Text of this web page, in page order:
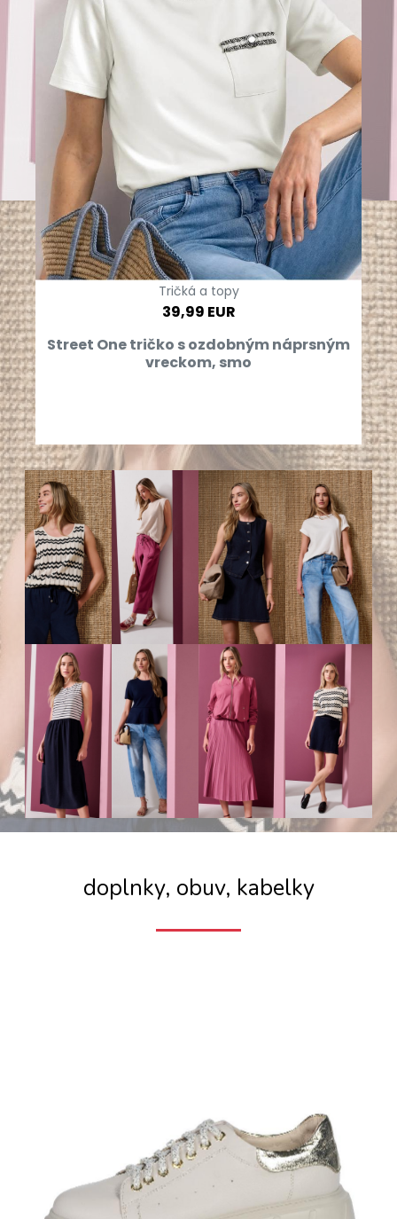
Tričká a topy
39,99 EUR
Street One tričko s ozdobným náprsným
vreckom, smo
doplnky, obuv, kabelky